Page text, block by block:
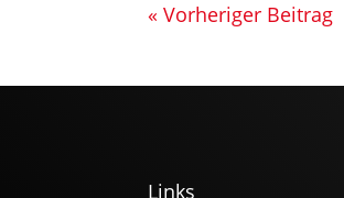
« Vorheriger Beitrag
Links